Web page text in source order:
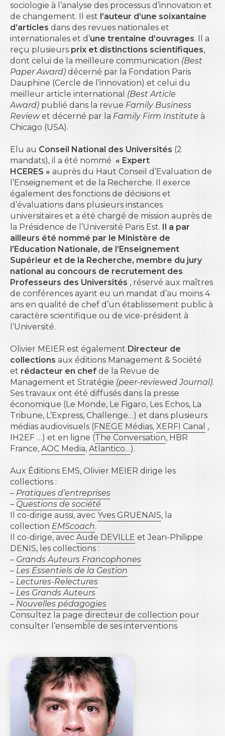
sociologie à l’analyse des processus d’innovation et
de changement. Il est l’auteur d’une soixantaine
d’articles dans des revues nationales et
internationales et d’une trentaine d’ouvrages. Il a
reçu plusieurs prix et distinctions scientifiques,
dont celui de la meilleure communication (Best
Paper Award) décerné par la Fondation Paris
Dauphine (Cercle de l’innovation) et celui du
meilleur article international (Best Article
Award) publié dans la revue Family Business
Reviewet décerné par la Family Firm Institute à
Chicago (USA).
Elu au Conseil National des Universités (2
mandats), il a été nommé « Expert
HCERES » auprès du Haut Conseil d’Evaluation de
l’Enseignement et de la Recherche. Il exerce
également des fonctions de décisions et
d’évaluations dans plusieurs instances
universitaires et a été chargé de mission auprès de
la Présidence de l’Université Paris Est.
Il a par
ailleurs été nommé par le Ministère de
l’Education Nationale, de l’Enseignement
Supérieur et de la Recherche, membre du jury
national au concours de recrutement des
Professeurs des Universités , réservé aux maîtres
de conférences ayant eu un mandat d’au moins 4
ans en qualité de chef d’un établissement public à
caractère scientifique ou de vice-président à
l’Université.
Olivier MEIER est également Directeur de
collections aux éditions Management & Société
et rédacteur en chef de la Revue de
Management et Stratégie (peer-reviewed Journal).
Ses travaux ont été diffusés dans la presse
économique (Le Monde, Le Figaro, Les Echos, La
Tribune, L’Express, Challenge…) et dans plusieurs
médias audiovisuels (FNEGE Médias, XERFI Canal ,
IH2EF …) et en ligne (The Conversation, HBR
France, AOC Media, Atlantico…).
Aux Éditions EMS, Olivier MEIER dirige les
collections :
– Pratiques d’entreprises
– Questions de société
Il co-dirige aussi, avec Yves GRUENAIS, la
collection EMScoach.
Il co-dirige, avec Aude DEVILLE etJean-Philippe
DENIS, les collections :
– Grands Auteurs Francophones
– Les Essentiels de la Gestion
– Lectures-Relectures
– Les Grands Auteurs
– Nouvelles pédagogies
Consultez la page directeur de collection pour
consulter l’ensemble de ses interventions